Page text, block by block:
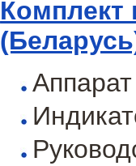
Комплект